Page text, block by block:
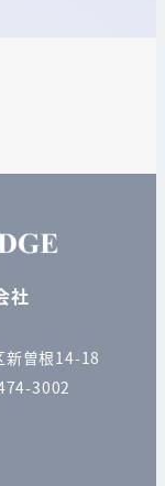
社
新曽根14-18
3002